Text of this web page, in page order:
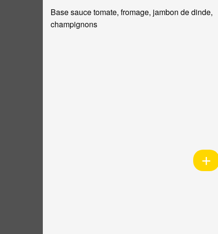
Base sauce tomate, fromage, jambon de dinde,
champignons